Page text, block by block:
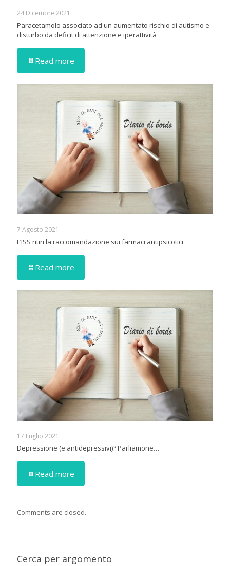
24 Dicembre 2021
Paracetamolo associato ad un aumentato rischio di autismo e
disturbo da deficit di attenzione e iperattività
Read more
7 Agosto 2021
L’ISS ritiri la raccomandazione sui farmaci antipsicotici
Read more
17 Luglio 2021
Depressione (e antidepressivi)? Parliamone…
Read more
Comments are closed.
Cerca per argomento